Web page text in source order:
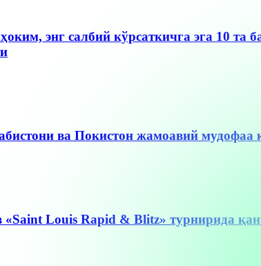
энг салбий кўрсаткичга эга 10
ва Покистон жамоавий мудофаа
Louis Rapid & Blitz» турнирида